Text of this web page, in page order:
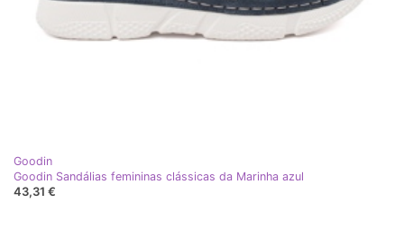
Goodin
Goodin Sandálias femininas clássicas da Marinha azul
43,31 €